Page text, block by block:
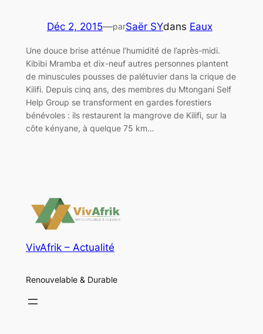
Déc 2, 2015—parSaër SYdans Eaux
Une douce brise atténue l’humidité de l’après-midi.
Kibibi Mramba et dix-neuf autres personnes plantent
de minuscules pousses de palétuvier dans la crique de
Kilifi. Depuis cinq ans, des membres du Mtongani Self
Help Group se transforment en gardes forestiers
bénévoles : ils restaurent la mangrove de Kilifi, sur la
côte kényane, à quelque 75 km…
VivAfrik – Actualité
Renouvelable & Durable